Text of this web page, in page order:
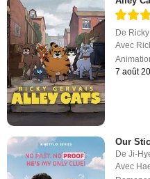
De
Avec
7 août
Our
DeJi-
Avec